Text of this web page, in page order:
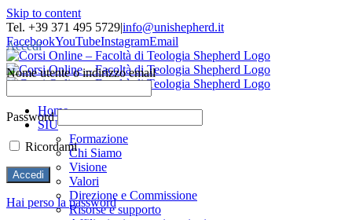
Skip to content
Tel. +39 371 495 5729|info@unishepherd.it
FacebookYouTubeInstagramEmail
Home
SIU
Formazione
Chi Siamo
Visione
Valori
Direzione e Commissione
Risorse e supporto
Accedi
Nome utente o indirizzo email
Password
Ricordami
Hai perso la password